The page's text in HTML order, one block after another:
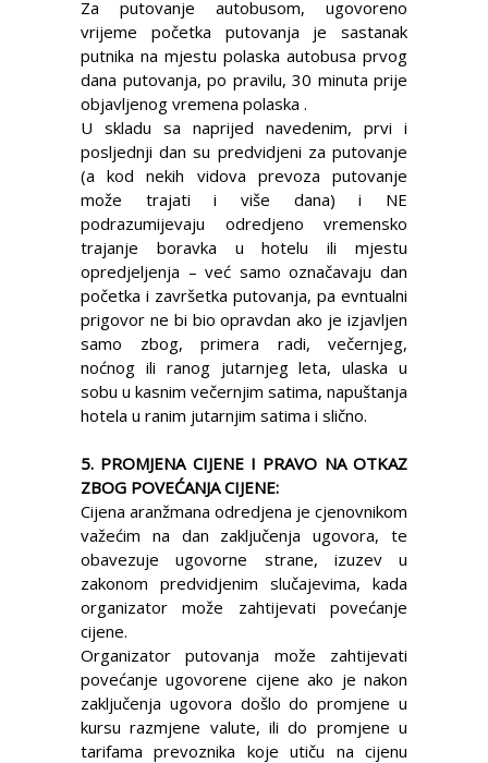
Za putovanje autobusom, ugovoreno
vrijeme početka putovanja je sastanak
putnika na mjestu polaska autobusa prvog
dana putovanja, po pravilu, 30 minuta prije
objavljenog vremena polaska .
U skladu sa naprijed navedenim, prvi i
posljednji dan su predvidjeni za putovanje
(a kod nekih vidova prevoza putovanje
može trajati i više dana) i NE
podrazumijevaju odredjeno vremensko
trajanje boravka u hotelu ili mjestu
opredjeljenja – već samo označavaju dan
početka i završetka putovanja, pa evntualni
prigovor ne bi bio opravdan ako je izjavljen
samo zbog, primera radi, večernjeg,
noćnog ili ranog jutarnjeg leta, ulaska u
sobu u kasnim večernjim satima, napuštanja
hotela u ranim jutarnjim satima i slično.
5. PROMJENA CIJENE I PRAVO NA OTKAZ
ZBOG POVEĆANJA CIJENE:
Cijena aranžmana odredjena je cjenovnikom
važećim na dan zaključenja ugovora, te
obavezuje ugovorne strane, izuzev u
zakonom predvidjenim slučajevima, kada
organizator može zahtijevati povećanje
cijene.
Organizator putovanja može zahtijevati
povećanje ugovorene cijene ako je nakon
zaključenja ugovora došlo do promjene u
kursu razmjene valute, ili do promjene u
tarifama prevoznika koje utiču na cijenu